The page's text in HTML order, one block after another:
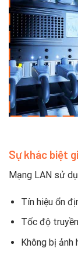
Sự khác biệt
Mạng LAN sử
Tín hiệu ổn
Tốc độ
Không bị ảnh